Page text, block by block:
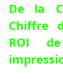
De la
Chiffre
ROI